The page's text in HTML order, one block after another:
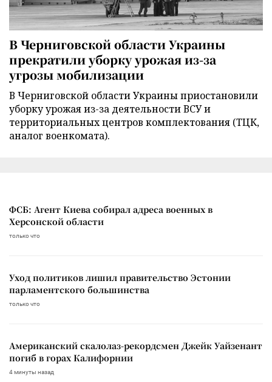
В Черниговской области Украины
прекратили уборку урожая из-за
угрозы мобилизации
В Черниговской области Украины приостановили
уборку урожая из-за деятельности ВСУ и
территориальных центров комплектования (ТЦК,
аналог военкомата).
ФСБ: Агент Киева собирал адреса военных в
Херсонской области
только что
Уход политиков лишил правительство Эстонии
парламентского большинства
только что
Американский скалолаз-рекордсмен Джейк Уайзенант
погиб в горах Калифорнии
4 минуты назад